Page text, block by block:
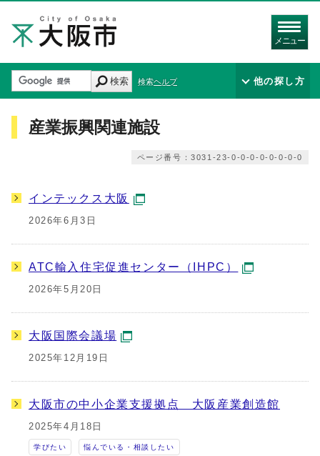
メニュー
検索 検索ヘルプ 他の探し方
産業振興関連施設
ページ番号：3031-23-0-0-0-0-0-0-0-0
インテックス大阪
2026年6月3日
ATC輸入住宅促進センター（IHPC）
2026年5月20日
大阪国際会議場
2025年12月19日
大阪市の中小企業支援拠点 大阪産業創造館
2025年4月18日
学びたい 悩んでいる・相談したい